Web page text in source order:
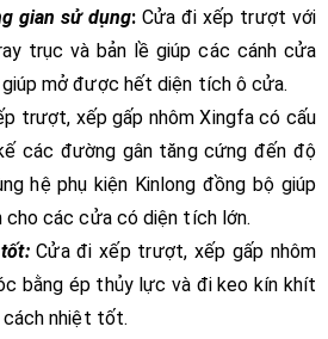
gian sử dụng:Cửa đi xếp trượt với
trục và bản lề giúp các cánh cửa
mở được hết diện tích ô cửa.
trượt, xếp gấp nhôm Xingfa có cấu
các đường gân tăng cứng đến độ
hệ phụ kiện Kinlong đồng bộ giúp
cho các cửa có diện tích lớn.
Cửa đi xếp trượt, xếp gấp nhôm
bằng ép thủy lực và đi keo kín khít
nhiệt tốt.